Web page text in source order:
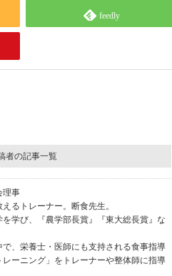
feedly
者の記事一覧
理事
るトレーナー。断食先生。
学び、『農学部長賞』『東大総長賞』な
、栄養士・医師にも支持される食事指導
ーニング」をトレーナーや整体師に指導